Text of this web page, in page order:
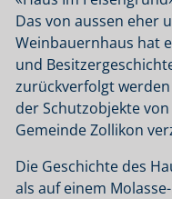
Das von aussen eher
Weinbauernhaus hat
und
zurückverfolgt
der Schutzobjekte
Gemeinde Zollikon
Die Geschichte des
als auf einem